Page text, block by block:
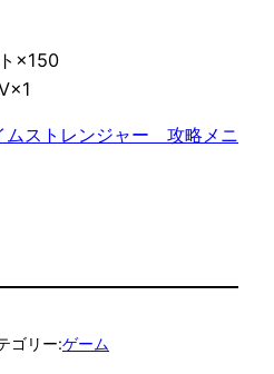
×150
ストレンジャー　攻略メニ
ゴリー:ゲーム